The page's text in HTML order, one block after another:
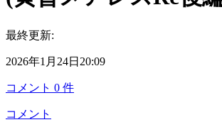
最終更新:
2026年1月24日20:09
コメント 0 件
コメント